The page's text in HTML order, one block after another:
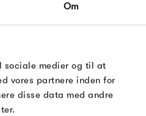
Om
sociale medier og til at
vores partnere inden for
disse data med andre
giver en vintagefornemmelse
Dybdahl også på kollektionen
inspirerede print, som
File Under